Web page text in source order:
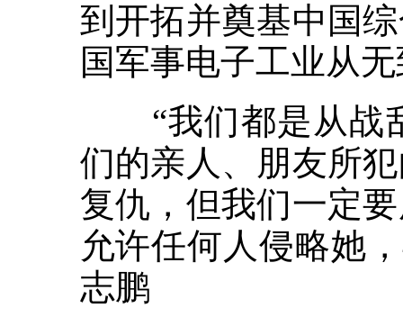
到开拓并奠基中国
国军事电子工业从
“我们都是从战乱
们的亲人、朋友所
复仇，但我们一定
允许任何人侵略她
志鹏